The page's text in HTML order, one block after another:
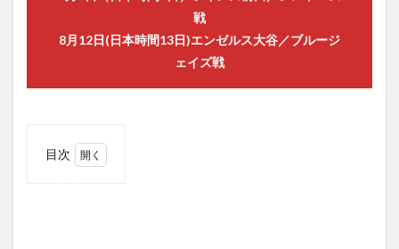
Streaming Survis
Streamingdevice
streaminggame
StreamingMusic
Streaming動画
StremingMusic
Streming配信
戦
8月12日(日本時間13日)エンゼルス大谷／ブルージ
ェイズ戦
目次